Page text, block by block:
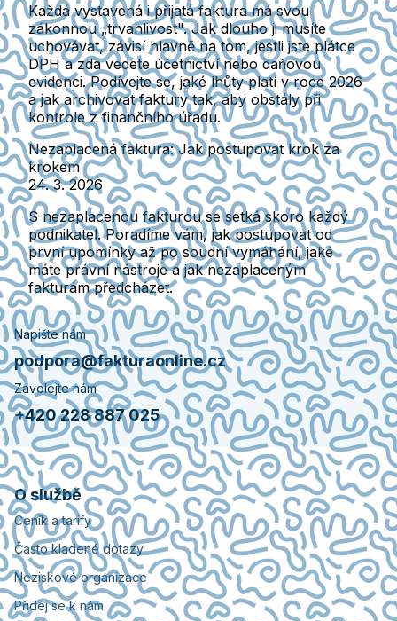
Každá vystavená i přijatá faktura má svou
zákonnou „trvanlivost". Jak dlouho ji musíte
uchovávat, závisí hlavně na tom, jestli jste plátce
DPH a zda vedete účetnictví nebo daňovou
evidenci. Podívejte se, jaké lhůty platí v roce 2026
a jak archivovat faktury tak, aby obstály při
kontrole z finančního úřadu.
Nezaplacená faktura: Jak postupovat krok za
krokem
24. 3. 2026
S nezaplacenou fakturou se setká skoro každý
podnikatel. Poradíme vám, jak postupovat od
první upomínky až po soudní vymáhání, jaké
máte právní nástroje a jak nezaplaceným
fakturám předcházet.
Napište nám
podpora@fakturaonline.cz
Zavolejte nám
+420 228 887 025
O službě
Ceník a tarify
Často kladené dotazy
Neziskové organizace
Přidej se k nám